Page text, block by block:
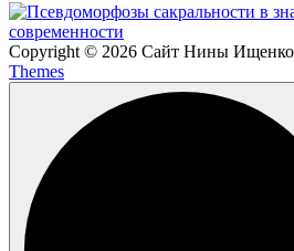
Copyright © 2026 Сайт Нины Ищенко
Themes